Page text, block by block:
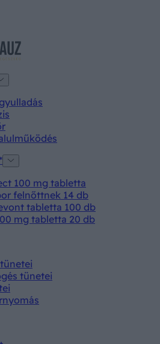
100 mg tabletta
felnőttnek 14 db
tabletta 100 db
mg tabletta 20 db
tünetei